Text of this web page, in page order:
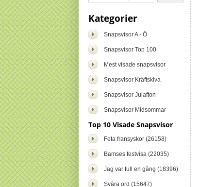
Kategorier
Snapsvisor A - Ö
Snapsvisor Top 100
Mest visade snapsvisor
Snapsvisor Kräftskiva
Snapsvisor Julafton
Snapsvisor Midsommar
Top 10 Visade Snapsvisor
Feta fransyskor (26158)
Bamses festvisa (22035)
Jag var full en gång (18396)
Svåra ord (15647)